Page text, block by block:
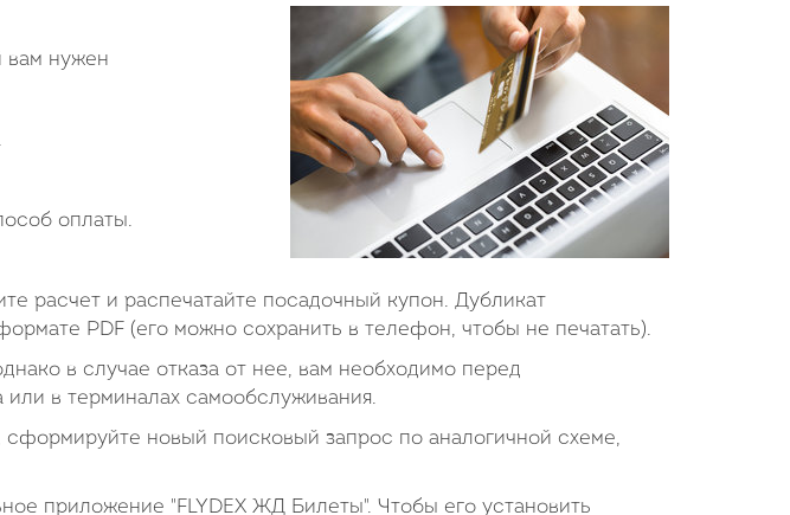
вам нужен
оплаты.
расчет и распечатайте посадочный купон. Дубликат
PDF (его можно сохранить в телефон, чтобы не печатать).
в случае отказа от нее, вам необходимо перед
в терминалах самообслуживания.
новый поисковый запрос по аналогичной схеме,
приложение "FLYDEX ЖД Билеты". Чтобы его установить